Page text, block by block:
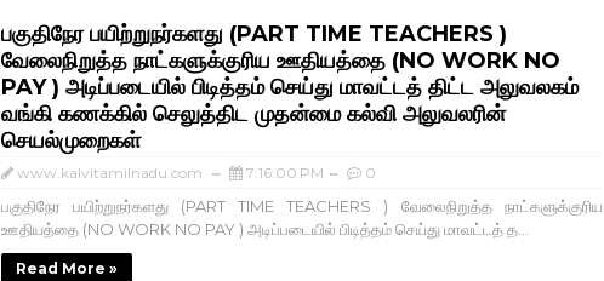
பகுதிநேர பயிற்றுநர்களது (PART TIME TEACHERS )
வேலைநிறுத்த நாட்களுக்குரிய ஊதியத்தை (NO WORK NO
PAY ) அடிப்படையில் பிடித்தம் செய்து மாவட்டத் திட்ட அலுவலகம்
வங்கி கணக்கில் செலுத்திட முதன்மை கல்வி அலுவலரின்
செயல்முறைகள்
www.kalvitamilnadu.com 7:16:00 PM 0
பகுதிநேர பயிற்றுநர்களது (PART TIME TEACHERS ) வேலைநிறுத்த நாட்களுக்குரிய
ஊதியத்தை (NO WORK NO PAY ) அடிப்படையில் பிடித்தம் செய்து மாவட்டத் த...
Read More »